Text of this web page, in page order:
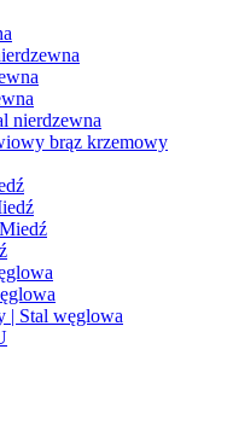
nierdzewna
brąz krzemowy
Stal węglowa